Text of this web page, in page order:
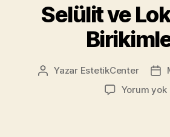
Selülit ve
Yazının
Yazar EstetikCenter
Yorum yok